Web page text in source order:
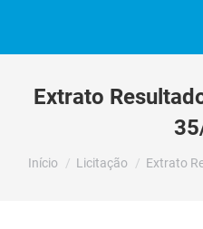
Extrato
Você está aqui:
Início Licitação Extrato